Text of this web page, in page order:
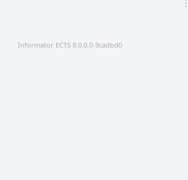
Informator ECTS 8.0.0.0-9cadbd0